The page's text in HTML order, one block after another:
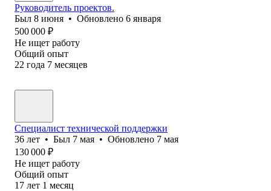
Руководитель проектов.
Был 8 июня • Обновлено 6 января
500 000 ₽
Не ищет работу
Общий опыт
22 года 7 месяцев
Специалист технической поддержки
36 лет • Был 7 мая • Обновлено 7 мая
130 000 ₽
Не ищет работу
Общий опыт
17 лет 1 месяц